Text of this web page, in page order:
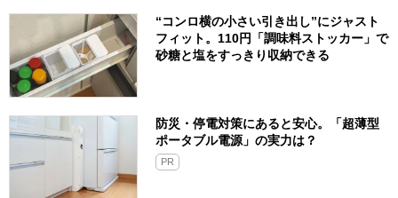
“コンロ横の小さい引き出し”にジャスト
フィット。110円「調味料ストッカー」で
砂糖と塩をすっきり収納できる
防災・停電対策にあると安心。「超薄型
ポータブル電源」の実力は？​
PR